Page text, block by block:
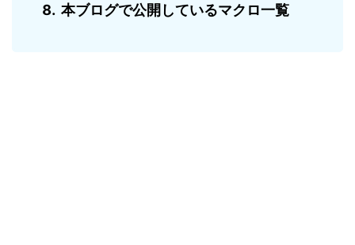
本ブログで公開しているマクロ一覧